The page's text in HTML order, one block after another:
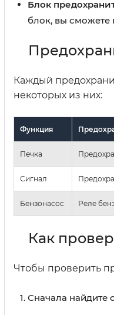
Блок
блок, вы сможете
Каждый
некоторых из них:
Функция
Печка
Сигнал
Бензонасос Реле
Как
Чтобы проверить
Сначала найдите